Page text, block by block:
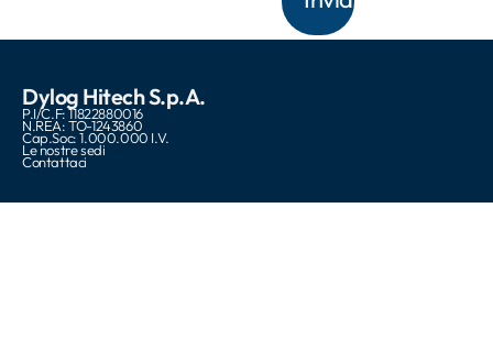
Dylog Hitech S.p.A.
P.I/C.F: 11822880016
N.REA: TO-1243860
Cap.Soc: 1.000.000 I.V.
Le nostre sedi
Contattaci